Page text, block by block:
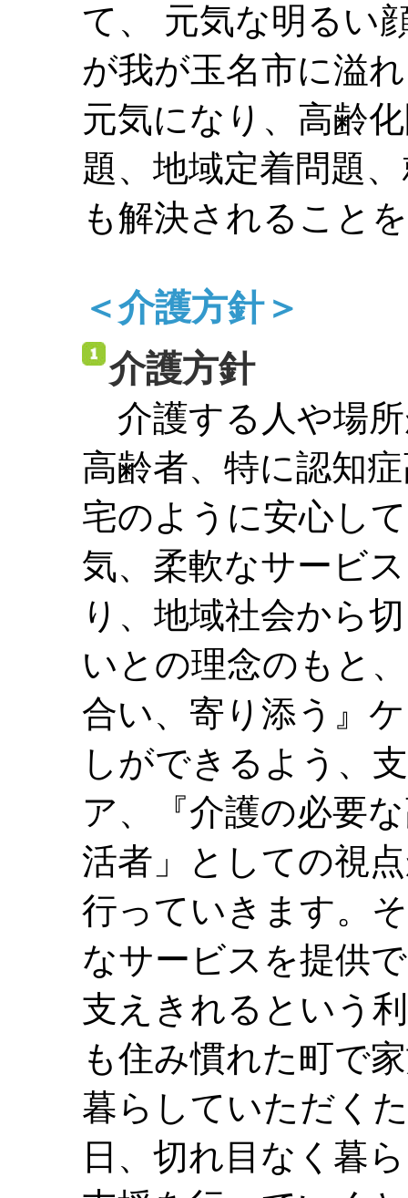
て、 元気な明るい
が我が玉名市に溢
元気になり、高齢
題、地域定着問題
も解決されること
＜介護方針＞
介護方針
介護する人や場
高齢者、特に認知
宅のように安心し
気、柔軟なサービ
り、地域社会から
いとの理念のもと
合い、寄り添う』
しができるよう、
ア、『介護の必要
活者」としての視
行っていきます。
なサービスを提供
支えきれるという
も住み慣れた町で
暮らしていただく
日、切れ目なく暮